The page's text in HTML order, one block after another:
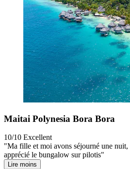
Maitai Polynesia Bora Bora
10/10 Excellent
"Ma fille et moi avons séjourné une nuit,
apprécié le bungalow sur pilotis"
Lire moins